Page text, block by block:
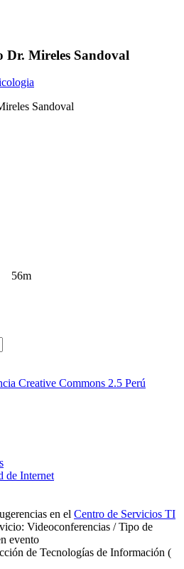
Dr. Mireles Sandoval
Sandoval
56m
Creative Commons 2.5 Perú
de Internet
en el Centro de Servicios TI
Videoconferencias / Tipo de
evento
de Tecnologías de Información (